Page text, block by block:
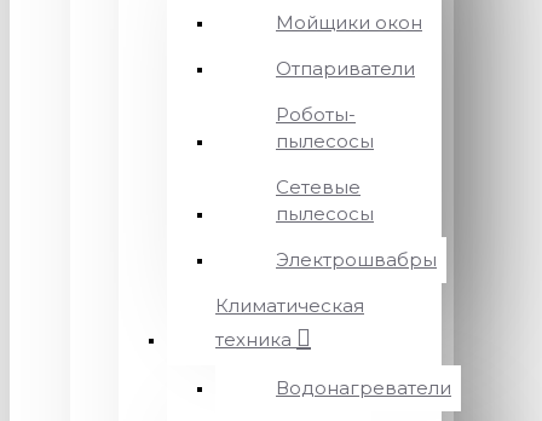
Мойщики окон
Отпариватели
Роботы-
пылесосы
Сетевые
пылесосы
Электрошвабры
Климатическая
техника
Водонагреватели